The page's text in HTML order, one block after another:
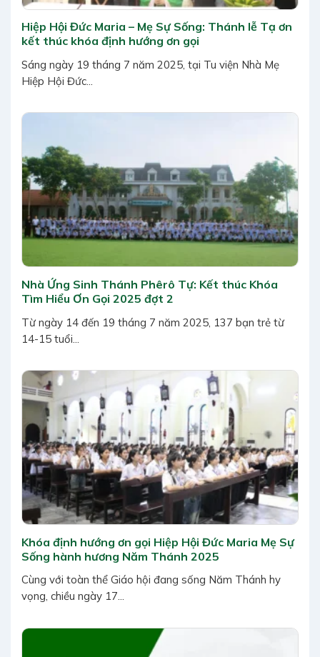
Hiệp Hội Đức Maria – Mẹ Sự Sống: Thánh lễ Tạ ơn
kết thúc khóa định hướng ơn gọi
Sáng ngày 19 tháng 7 năm 2025, tại Tu viện Nhà Mẹ
Hiệp Hội Đức...
Nhà Ứng Sinh Thánh Phêrô Tự: Kết thúc Khóa
Tìm Hiểu Ơn Gọi 2025 đợt 2
Từ ngày 14 đến 19 tháng 7 năm 2025, 137 bạn trẻ từ
14-15 tuổi...
Khóa định hướng ơn gọi Hiệp Hội Đức Maria Mẹ Sự
Sống hành hương Năm Thánh 2025
Cùng với toàn thể Giáo hội đang sống Năm Thánh hy
vọng, chiều ngày 17...